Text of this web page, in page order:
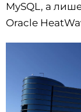
MySQL, а
Oracle